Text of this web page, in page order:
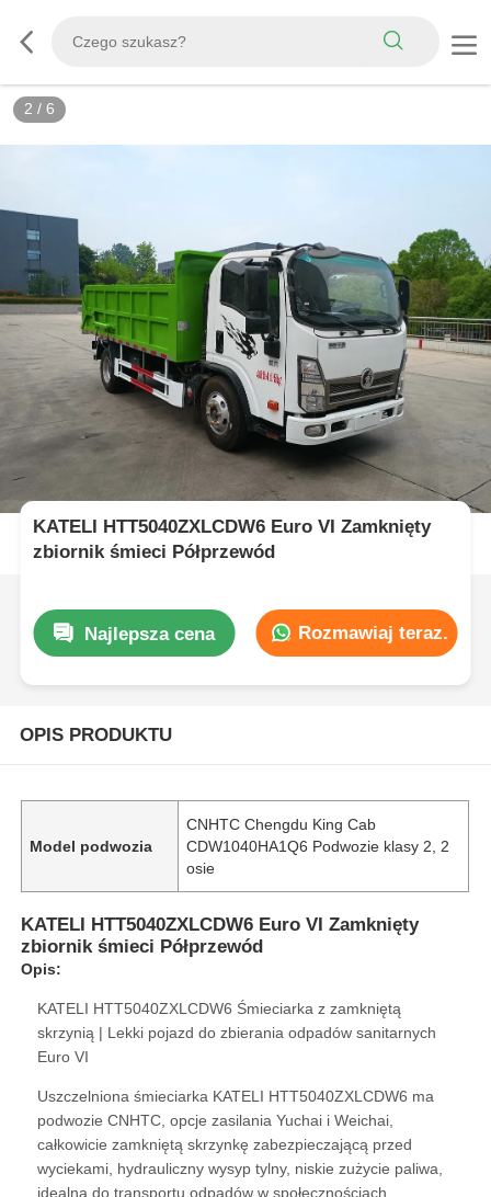
2 / 6
KATELI HTT5040ZXLCDW6 Euro VI Zamknięty
zbiornik śmieci Półprzewód
Najlepsza cena Rozmawiaj teraz.
OPIS PRODUKTU
Model podwozia
CNHTC Chengdu King Cab
CDW1040HA1Q6 Podwozie klasy 2, 2
osie
KATELI HTT5040ZXLCDW6 Euro VI Zamknięty
zbiornik śmieci Półprzewód
Opis:
KATELI HTT5040ZXLCDW6 Śmieciarka z zamkniętą
skrzynią | Lekki pojazd do zbierania odpadów sanitarnych
Euro VI
Uszczelniona śmieciarka KATELI HTT5040ZXLCDW6 ma
podwozie CNHTC, opcje zasilania Yuchai i Weichai,
całkowicie zamkniętą skrzynkę zabezpieczającą przed
wyciekami, hydrauliczny wysyp tylny, niskie zużycie paliwa,
idealna do transportu odpadów w społecznościach